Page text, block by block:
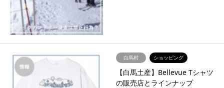
白馬村 ショッピング
【白馬土産】Bellevue Tシャツ
の販売店とラインナップ